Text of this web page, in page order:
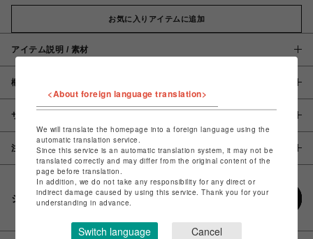
お気に入りアイテムに追加
アイテム説明 / 素材
概要
サイズ
注意事項
シェアする
<About foreign language translation>
We will translate the homepage into a foreign language using the
automatic translation service.
Since this service is an automatic translation system, it may not be
translated correctly and may differ from the original content of the
page before translation.
In addition, we do not take any responsibility for any direct or
indirect damage caused by using this service. Thank you for your
understanding in advance.
Switch language Cancel